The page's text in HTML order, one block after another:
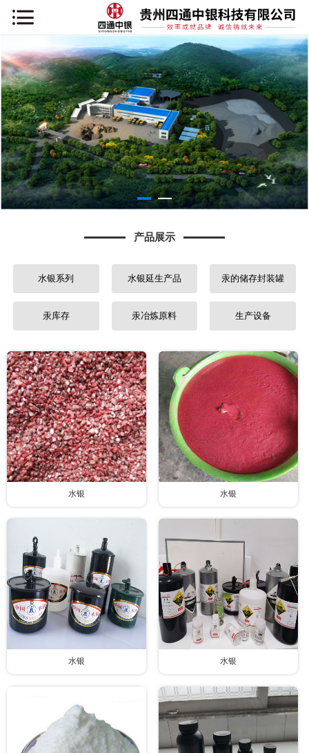
产品展示
水银系列 水银延生产品 汞的储存封装罐
汞库存 汞冶炼原料 生产设备
水银 水银
水银 水银
网站首页
关于我们
新闻资讯
产品展示
项目案例
联系我们